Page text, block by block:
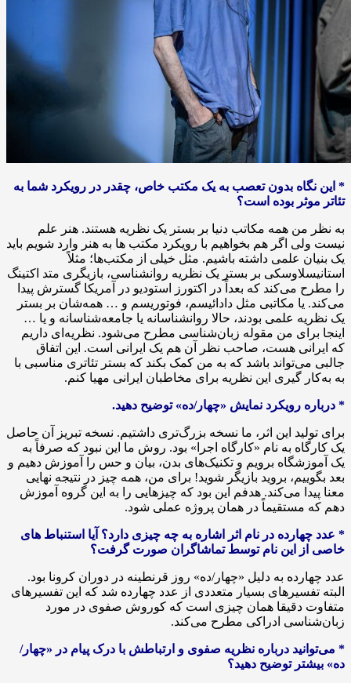
* این نگاه بدون تعصب به یک مکتب خاص، چقدر در رویکرد شما به
تئاتر موثر بوده است؟
به نظر من همه مکاتب دنیا بر بستر یک نظریه هستند. هنر علم
نیست ولی اگر هم بخواهیم با رویکرد مکتب ها به هنر وارد شویم باید
یک بنیان علمی داشته باشیم. مثل خیلی از مکتب‌ها؛ مثلاً
استانیسلاوسکی بر بستر یک نظریه روانشناسی، بازیگری متد اکتینگ
را مطرح می‌کند که بعداً در اکتورز استودیو در آمریکا گسترش پیدا
می‌کند. یا مکاتبی مثل دادائیسم، فوتوریسم و … همه‌شان بر بستر
یک نظریه علمی بودند، حالا روانشناسانه یا جامعه‌شناسانه و یا …
اینجا برای من مقوله زبان‌شناسی مطرح می‌شود. نظریه‌ای داریم
که ایرانی هست، صاحب نظر آن هم یک ایرانی است. این اتفاق
جالبی می‌تواند باشد که به من کمک بکند که بستر تئاتری مناسبی با
به به‌کار گیری این نظریه برای مخاطبان ایرانی مهیا کنم.
* درباره رویکرد نمایش «چهار/ده» توضیح دهید.
برای تولید این اثر، ما نسخه بزرگ‌تری داشتیم. نسخه تبریز آن حاصل
یک کارگاه به نام «کارگاه اجرا» بود. روش ما این نبود که صرفاً به
یک آموزشگاه برویم و تکنیک‌های بدن، بیان و حس را آموزش دهیم و
بعد بگوییم، بروید بازیگر شوید! برای من، همه چیز در نتیجه نهایی
معنا پیدا می‌کند. هدفم این بود که چیزهایی را به این گروه آموزش
دهم که مستقیماً در همان پروژه عملی شود.
* عدد چهارده در نام اثر اشاره به چه چیزی دارد؟ آیا استنباط های
خاصی از این نام توسط تماشاگران صورت گرفت؟
عدد چهارده به دلیل «چهار/ده» روز قرنطینه در دوران کرونا بود.
البته تفسیرهای بسیار متعددی از عدد چهارده شد که این تفسیرهای
متفاوت دقیقا همان چیزی است که کوروش صفوی در مورد
زبان‌شناسی ادراکی مطرح می‌کند.
* می‌توانید درباره نظریه صفوی و ارتباطش با درک پیام در «چهار/
ده» بیشتر توضیح دهید؟